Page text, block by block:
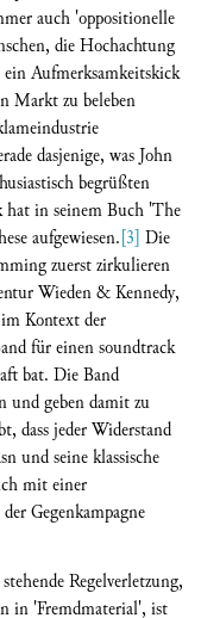
auch 'oppositionelle
die Hochachtung
Aufmerksamkeitskick
Markt zu beleben
dasjenige, was John
begrüßten
hat in seinem Buch 'The
aufgewiesen.[3] Die
zuerst zirkulieren
Wieden & Kennedy,
Kontext der
für einen soundtrack
bat. Die Band
und geben damit zu
dass jeder Widerstand
und seine klassische
mit einer
Gegenkampagne
Regelverletzung,
in 'Fremdmaterial', ist